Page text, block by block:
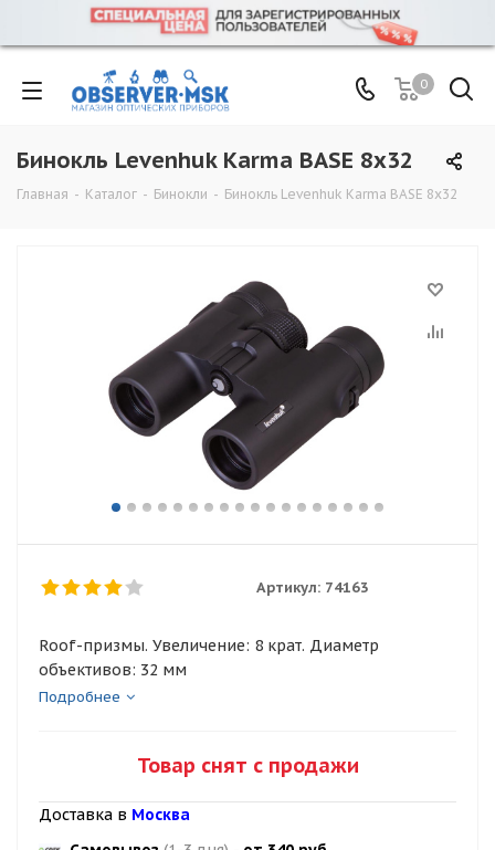
0
Бинокль Levenhuk Karma BASE 8x32
Главная - Каталог - Бинокли - Бинокль Levenhuk Karma BASE 8x32
Артикул: 74163
Roof-призмы. Увеличение: 8 крат. Диаметр
объективов: 32 мм
Подробнее
Товар снят с продажи
Доставка в Москва